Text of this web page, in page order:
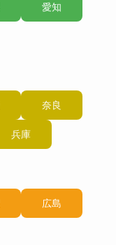
愛知
奈良
兵庫
広島